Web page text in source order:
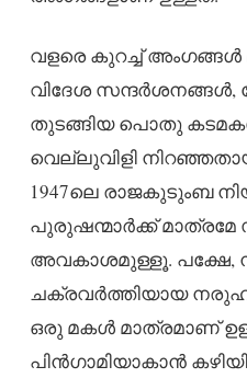
വളരെ കുറച്ച് അംഗങ്ങൾ
വിദേശ
തുടങ്ങിയ പൊതു
വെല്ലുവിളി
1947ലെ രാജകുടുംബ
പുരുഷന്മാർക്ക്
അവകാശമുള്ളൂ. പക്ഷേ,
ചക്രവർത്തിയായ
ഒരു മകൾ മാത്രമാണ്
പിൻഗാമിയാകാൻ